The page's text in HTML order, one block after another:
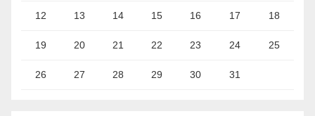
12 13 14 15 16 17 18
19 20 21 22 23 24 25
26 27 28 29 30 31